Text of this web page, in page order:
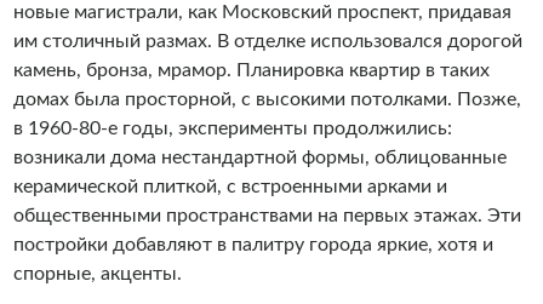
новые магистрали, как Московский проспект, придавая
им столичный размах. В отделке использовался дорогой
камень, бронза, мрамор. Планировка квартир в таких
домах была просторной, с высокими потолками. Позже,
в 1960-80-е годы, эксперименты продолжились:
возникали дома нестандартной формы, облицованные
керамической плиткой, с встроенными арками и
общественными пространствами на первых этажах. Эти
постройки добавляют в палитру города яркие, хотя и
спорные, акценты.